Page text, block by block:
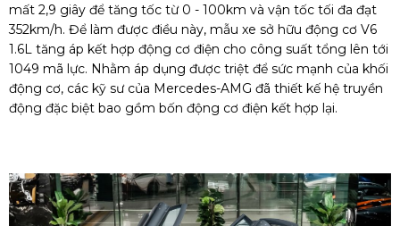
mất 2,9 giây để tăng tốc từ 0 - 100km và vận tốc tối đa đạt
352km/h. Để làm được điều này, mẫu xe sở hữu động cơ V6
1.6L tăng áp kết hợp động cơ điện cho công suất tổng lên tới
1049 mã lực. Nhằm áp dụng được triệt để sức mạnh của khối
động cơ, các kỹ sư của Mercedes-AMG đã thiết kế hệ truyền
động đặc biệt bao gồm bốn động cơ điện kết hợp lại.